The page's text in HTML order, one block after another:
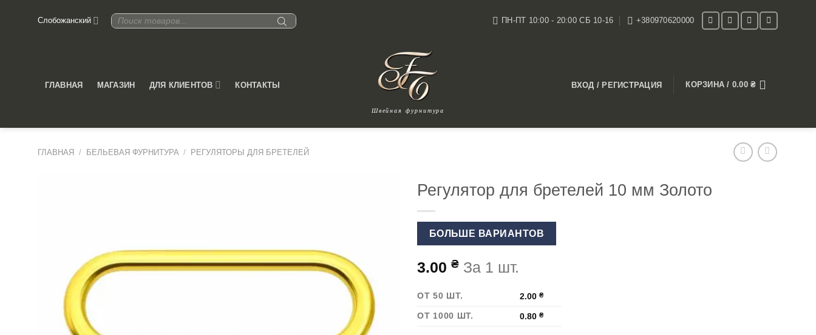
Слобожанский
Поиск
товаров
ПН-ПТ 10:00 - 20:00 СБ 10-16 +380970620000
Швейная фурнитура
ГЛАВНАЯ МАГАЗИН ДЛЯ КЛИЕНТОВ КОНТАКТЫ ВХОД / РЕГИСТРАЦИЯ КОРЗИНА / 0.00₴
ГЛАВНАЯ / БЕЛЬЕВАЯ ФУРНИТУРА / РЕГУЛЯТОРЫ ДЛЯ БРЕТЕЛЕЙ
Регулятор для бретелей 10 мм Золото
БОЛЬШЕ ВАРИАНТОВ
3.00 ₴ За 1 шт.
ОТ 50 ШТ. 2.00₴
ОТ 1000 ШТ. 0.80₴